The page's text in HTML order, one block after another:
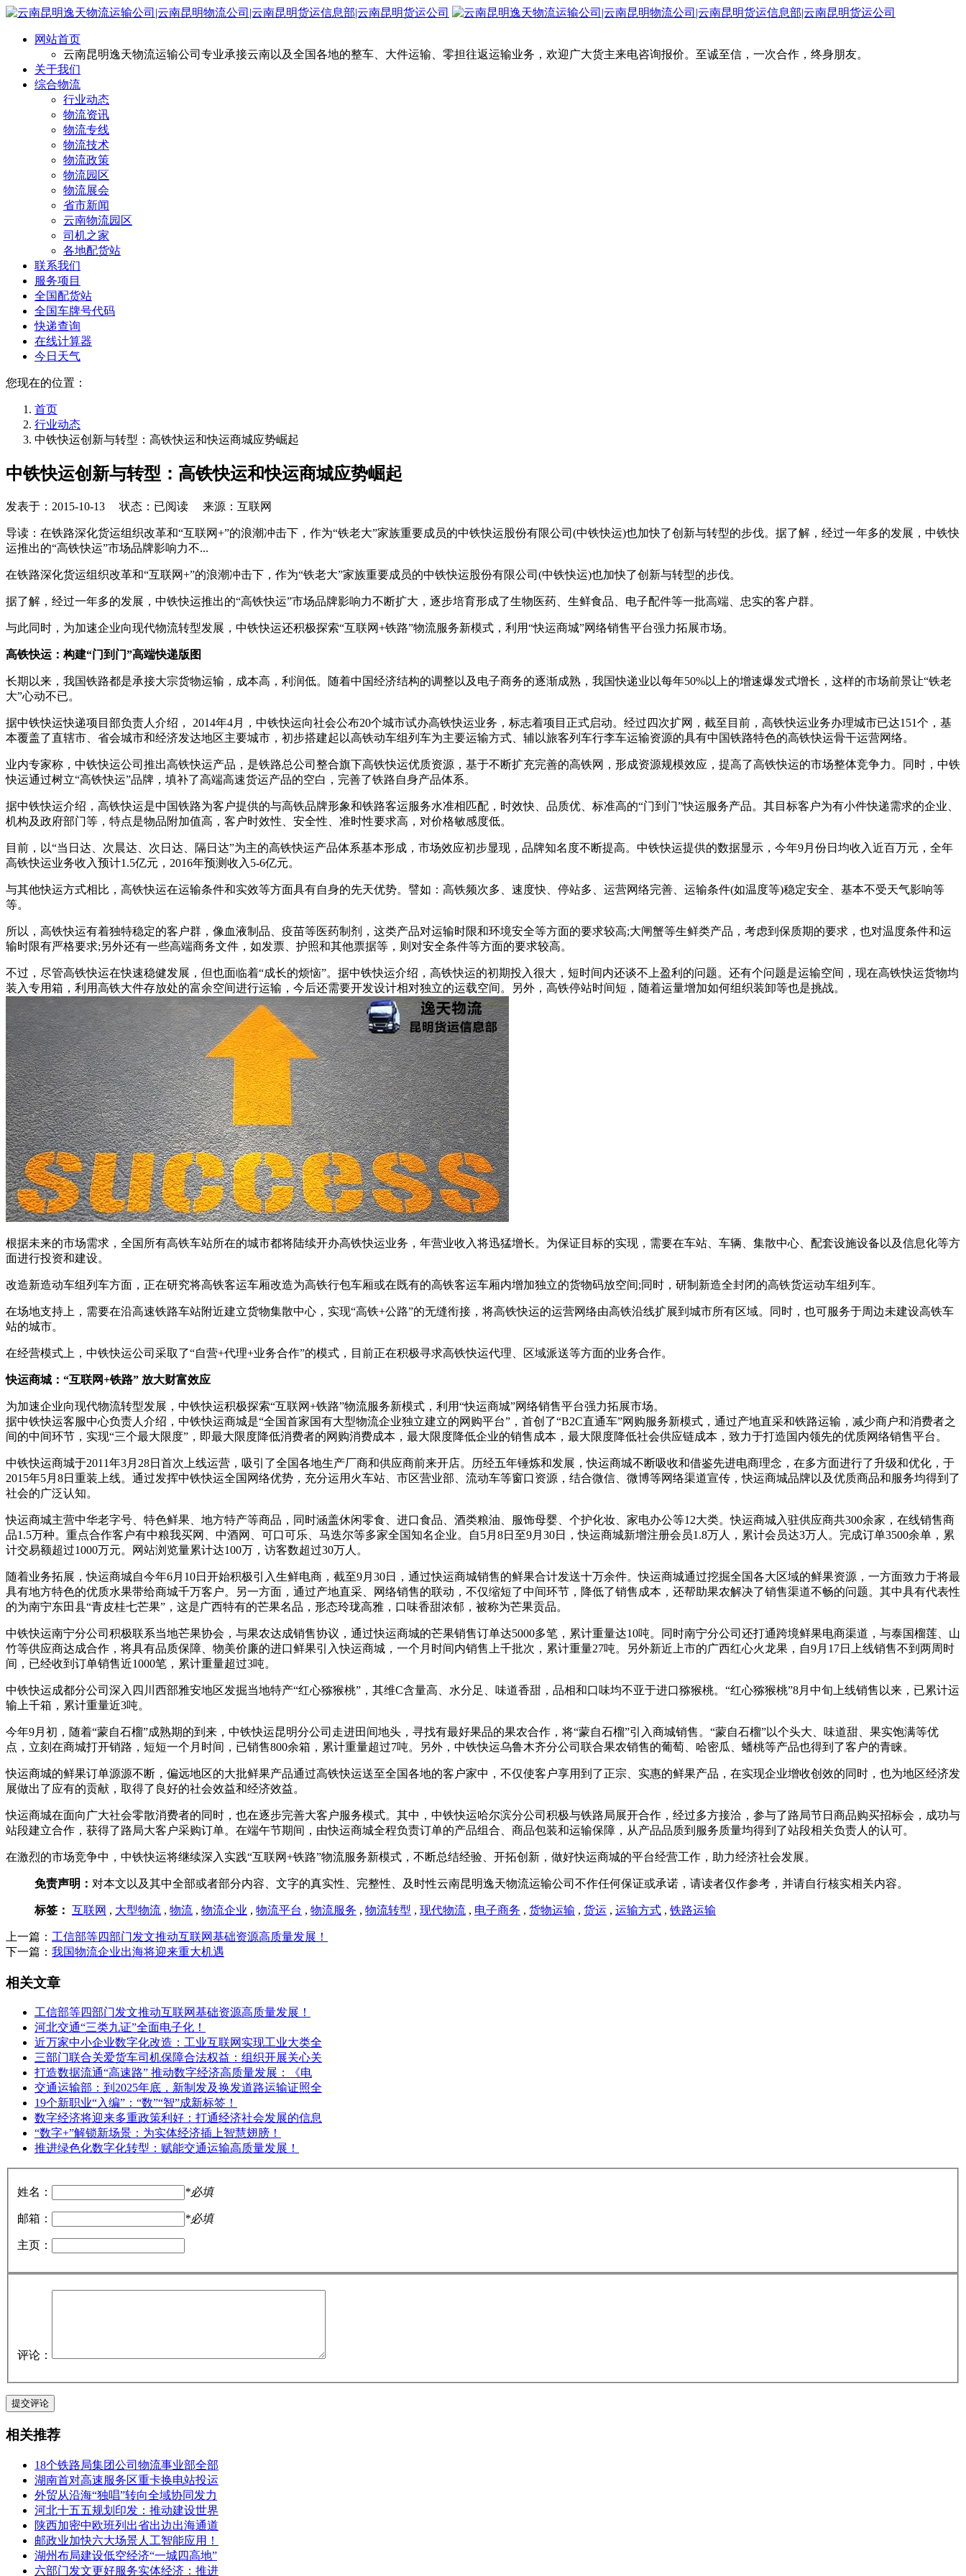
网站首页
云南昆明逸天物流运输公司专业承接云南以及全国各地的整车、大件运输、零担往返运输业务，欢迎广大货主来电咨询报价。至诚至信，一次合作，终身朋友。
关于我们
综合物流
行业动态
物流资讯
物流专线
物流技术
物流政策
物流园区
物流展会
省市新闻
云南物流园区
司机之家
各地配货站
联系我们
服务项目
全国配货站
全国车牌号代码
快递查询
在线计算器
今日天气
您现在的位置：
首页
行业动态
中铁快运创新与转型：高铁快运和快运商城应势崛起
中铁快运创新与转型：高铁快运和快运商城应势崛起
发表于： 2015-10-13 状态：已阅读 来源：互联网
导读：在铁路深化货运组织改革和“互联网+”的浪潮冲击下，作为“铁老大”家族重要成员的中铁快运股份有限公司(中铁快运)也加快了创新与转型的步伐。据了解，经过一年多的发展，中铁快
运推出的“高铁快运”市场品牌影响力不...
在铁路深化货运组织改革和“互联网+”的浪潮冲击下，作为“铁老大”家族重要成员的中铁快运股份有限公司(中铁快运)也加快了创新与转型的步伐。
据了解，经过一年多的发展，中铁快运推出的“高铁快运”市场品牌影响力不断扩大，逐步培育形成了生物医药、生鲜食品、电子配件等一批高端、忠实的客户群。
与此同时，为加速企业向现代物流转型发展，中铁快运还积极探索“互联网+铁路”物流服务新模式，利用“快运商城”网络销售平台强力拓展市场。
高铁快运：构建“门到门”高端快递版图
长期以来，我国铁路都是承接大宗货物运输，成本高，利润低。随着中国经济结构的调整以及电子商务的逐渐成熟，我国快递业以每年50%以上的增速爆发式增长，这样的市场前景让“铁老
大”心动不已。
据中铁快运快递项目部负责人介绍， 2014年4月，中铁快运向社会公布20个城市试办高铁快运业务，标志着项目正式启动。经过四次扩网，截至目前，高铁快运业务办理城市已达151个，基
本覆盖了直辖市、省会城市和经济发达地区主要城市，初步搭建起以高铁动车组列车为主要运输方式、辅以旅客列车行李车运输资源的具有中国铁路特色的高铁快运骨干运营网络。
业内专家称，中铁快运公司推出高铁快运产品，是铁路总公司整合旗下高铁快运优质资源，基于不断扩充完善的高铁网，形成资源规模效应，提高了高铁快运的市场整体竞争力。同时，中铁
快运通过树立“高铁快运”品牌，填补了高端高速货运产品的空白，完善了铁路自身产品体系。
据中铁快运介绍，高铁快运是中国铁路为客户提供的与高铁品牌形象和铁路客运服务水准相匹配，时效快、品质优、标准高的“门到门”快运服务产品。其目标客户为有小件快递需求的企业、
机构及政府部门等，特点是物品附加值高，客户时效性、安全性、准时性要求高，对价格敏感度低。
目前，以“当日达、次晨达、次日达、隔日达”为主的高铁快运产品体系基本形成，市场效应初步显现，品牌知名度不断提高。中铁快运提供的数据显示，今年9月份日均收入近百万元，全年
高铁快运业务收入预计1.5亿元，2016年预测收入5-6亿元。
与其他快运方式相比，高铁快运在运输条件和实效等方面具有自身的先天优势。譬如：高铁频次多、速度快、停站多、运营网络完善、运输条件(如温度等)稳定安全、基本不受天气影响等
等。
所以，高铁快运有着独特稳定的客户群，像血液制品、疫苗等医药制剂，这类产品对运输时限和环境安全等方面的要求较高;大闸蟹等生鲜类产品，考虑到保质期的要求，也对温度条件和运
输时限有严格要求;另外还有一些高端商务文件，如发票、护照和其他票据等，则对安全条件等方面的要求较高。
不过，尽管高铁快运在快速稳健发展，但也面临着“成长的烦恼”。据中铁快运介绍，高铁快运的初期投入很大，短时间内还谈不上盈利的问题。还有个问题是运输空间，现在高铁快运货物均
装入专用箱，利用高铁大件存放处的富余空间进行运输，今后还需要开发设计相对独立的运载空间。另外，高铁停站时间短，随着运量增加如何组织装卸等也是挑战。
根据未来的市场需求，全国所有高铁车站所在的城市都将陆续开办高铁快运业务，年营业收入将迅猛增长。为保证目标的实现，需要在车站、车辆、集散中心、配套设施设备以及信息化等方
面进行投资和建设。
改造新造动车组列车方面，正在研究将高铁客运车厢改造为高铁行包车厢或在既有的高铁客运车厢内增加独立的货物码放空间;同时，研制新造全封闭的高铁货运动车组列车。
在场地支持上，需要在沿高速铁路车站附近建立货物集散中心，实现“高铁+公路”的无缝衔接，将高铁快运的运营网络由高铁沿线扩展到城市所有区域。同时，也可服务于周边未建设高铁车
站的城市。
在经营模式上，中铁快运公司采取了“自营+代理+业务合作”的模式，目前正在积极寻求高铁快运代理、区域派送等方面的业务合作。
快运商城：“互联网+铁路” 放大财富效应
为加速企业向现代物流转型发展，中铁快运积极探索“互联网+铁路”物流服务新模式，利用“快运商城”网络销售平台强力拓展市场。
据中铁快运客服中心负责人介绍，中铁快运商城是“全国首家国有大型物流企业独立建立的网购平台”，首创了“B2C直通车”网购服务新模式，通过产地直采和铁路运输，减少商户和消费者之
间的中间环节，实现“三个最大限度”，即最大限度降低消费者的网购消费成本，最大限度降低企业的销售成本，最大限度降低社会供应链成本，致力于打造国内领先的优质网络销售平台。
中铁快运商城于2011年3月28日首次上线运营，吸引了全国各地生产厂商和供应商前来开店。历经五年锤炼和发展，快运商城不断吸收和借鉴先进电商理念，在多方面进行了升级和优化，于
2015年5月8日重装上线。通过发挥中铁快运全国网络优势，充分运用火车站、市区营业部、流动车等窗口资源，结合微信、微博等网络渠道宣传，快运商城品牌以及优质商品和服务均得到了
社会的广泛认知。
快运商城主营中华老字号、特色鲜果、地方特产等商品，同时涵盖休闲零食、进口食品、酒类粮油、服饰母婴、个护化妆、家电办公等12大类。快运商城入驻供应商共300余家，在线销售商
品1.5万种。重点合作客户有中粮我买网、中酒网、可口可乐、马迭尔等多家全国知名企业。自5月8日至9月30日，快运商城新增注册会员1.8万人，累计会员达3万人。完成订单3500余单，累
计交易额超过1000万元。网站浏览量累计达100万，访客数超过30万人。
随着业务拓展，快运商城自今年6月10日开始积极引入生鲜电商，截至9月30日，通过快运商城销售的鲜果合计发送十万余件。快运商城通过挖掘全国各大区域的鲜果资源，一方面致力于将最
具有地方特色的优质水果带给商城千万客户。另一方面，通过产地直采、网络销售的联动，不仅缩短了中间环节，降低了销售成本，还帮助果农解决了销售渠道不畅的问题。其中具有代表性
的为南宁东田县“青皮桂七芒果”，这是广西特有的芒果名品，形态玲珑高雅，口味香甜浓郁，被称为芒果贡品。
中铁快运南宁分公司积极联系当地芒果协会，与果农达成销售协议，通过快运商城的芒果销售订单达5000多笔，累计重量达10吨。同时南宁分公司还打通跨境鲜果电商渠道，与泰国榴莲、山
竹等供应商达成合作，将具有品质保障、物美价廉的进口鲜果引入快运商城，一个月时间内销售上千批次，累计重量27吨。另外新近上市的广西红心火龙果，自9月17日上线销售不到两周时
间，已经收到订单销售近1000笔，累计重量超过3吨。
中铁快运成都分公司深入四川西部雅安地区发掘当地特产“红心猕猴桃”，其维C含量高、水分足、味道香甜，品相和口味均不亚于进口猕猴桃。“红心猕猴桃”8月中旬上线销售以来，已累计运
输上千箱，累计重量近3吨。
今年9月初，随着“蒙自石榴”成熟期的到来，中铁快运昆明分公司走进田间地头，寻找有最好果品的果农合作，将“蒙自石榴”引入商城销售。“蒙自石榴”以个头大、味道甜、果实饱满等优
点，立刻在商城打开销路，短短一个月时间，已销售800余箱，累计重量超过7吨。另外，中铁快运乌鲁木齐分公司联合果农销售的葡萄、哈密瓜、蟠桃等产品也得到了客户的青睐。
快运商城的鲜果订单源源不断，偏远地区的大批鲜果产品通过高铁快运送至全国各地的客户家中，不仅使客户享用到了正宗、实惠的鲜果产品，在实现企业增收创效的同时，也为地区经济发
展做出了应有的贡献，取得了良好的社会效益和经济效益。
快运商城在面向广大社会零散消费者的同时，也在逐步完善大客户服务模式。其中，中铁快运哈尔滨分公司积极与铁路局展开合作，经过多方接洽，参与了路局节日商品购买招标会，成功与
站段建立合作，获得了路局大客户采购订单。在端午节期间，由快运商城全程负责订单的产品组合、商品包装和运输保障，从产品品质到服务质量均得到了站段相关负责人的认可。
在激烈的市场竞争中，中铁快运将继续深入实践“互联网+铁路”物流服务新模式，不断总结经验、开拓创新，做好快运商城的平台经营工作，助力经济社会发展。
免责声明： 对本文以及其中全部或者部分内容、文字的真实性、完整性、及时性云南昆明逸天物流运输公司不作任何保证或承诺，请读者仅作参考，并请自行核实相关内容。
标签： 互联网 , 大型物流 , 物流 , 物流企业 , 物流平台 , 物流服务 , 物流转型 , 现代物流 , 电子商务 , 货物运输 , 货运 , 运输方式 , 铁路运输
上一篇： 工信部等四部门发文推动互联网基础资源高质量发展！
下一篇： 我国物流企业出海将迎来重大机遇
相关文章
工信部等四部门发文推动互联网基础资源高质量发展！
河北交通“三类九证”全面电子化！
近万家中小企业数字化改造：工业互联网实现工业大类全
三部门联合关爱货车司机保障合法权益：组织开展关心关
打造数据流通“高速路” 推动数字经济高质量发展：《电
交通运输部：到2025年底，新制发及换发道路运输证照全
19个新职业“入编”：“数”“智”成新标签！
数字经济将迎来多重政策利好：打通经济社会发展的信息
“数字+”解锁新场景：为实体经济插上智慧翅膀！
推进绿色化数字化转型：赋能交通运输高质量发展！
姓名： *必填
邮箱： *必填
主页：
评论：
相关推荐
18个铁路局集团公司物流事业部全部
湖南首对高速服务区重卡换电站投运
外贸从沿海“独唱”转向全域协同发力
河北十五五规划印发：推动建设世界
陕西加密中欧班列出省出边出海通道
邮政业加快六大场景人工智能应用！
湖州布局建设低空经济“一城四高地”
六部门发文更好服务实体经济：推进